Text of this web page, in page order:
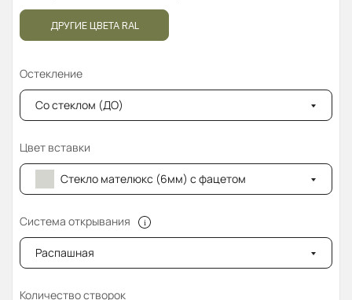
ДРУГИЕ ЦВЕТА RAL
Остекление
Со стеклом (ДО)
Цвет вставки
Стекло мателюкс (6мм) с фацетом
Система открывания
Распашная
Количество створок